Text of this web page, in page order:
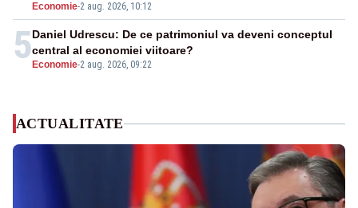
Economie-2 aug. 2026, 10:12
5 Economie-2 aug. 2026, 09:22
Daniel Udrescu: De ce patrimoniul va deveni conceptul
central al economiei viitoare?
ACTUALITATE